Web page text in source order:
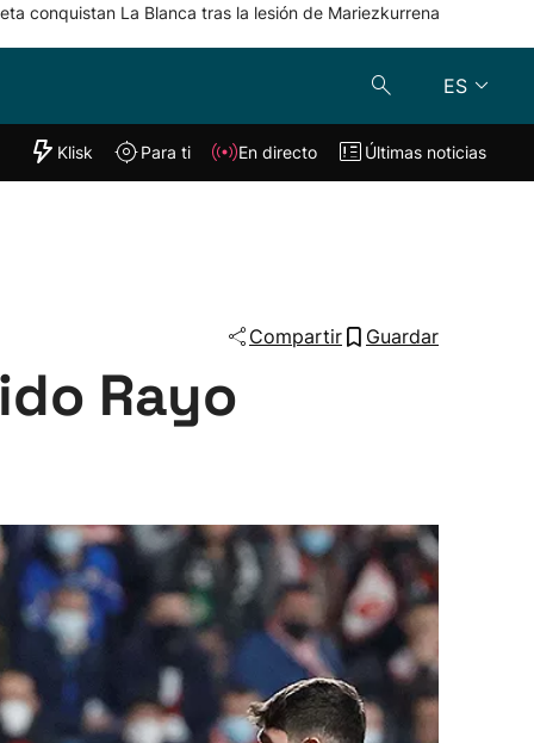
conquistan La Blanca tras la lesión de Mariezkurrena
ES
"Helmuga"
Klisk En directo
Klisk Para ti En directo Últimas noticias
Compartir Guardar
Rayo